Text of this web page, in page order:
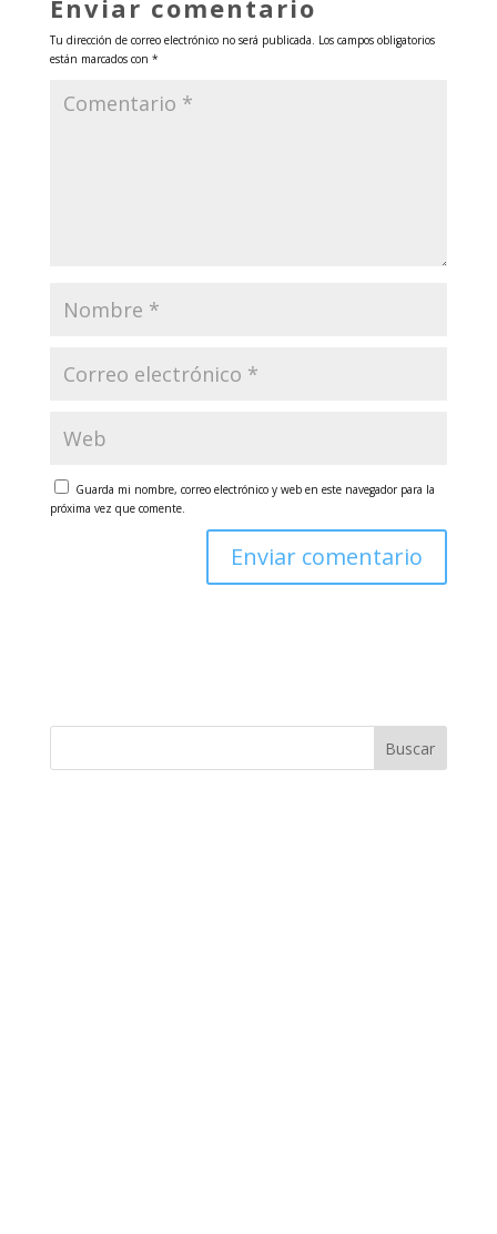
Enviar comentario
Tu dirección de correo electrónico no será publicada. Los campos obligatorios
están marcados con *
Guarda mi nombre, correo electrónico y web en este navegador para la
próxima vez que comente.
Buscar